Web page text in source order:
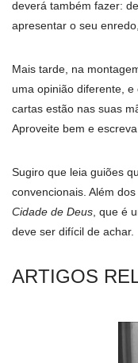
deverá também fazer:
apresentar o seu
Mais tarde, na
uma opinião diferente,
cartas estão nas suas
Aproveite bem e
Sugiro que leia guiões
convencionais. Além
Cidade de Deus , que é
deve ser difícil de achar.
ARTIGOS